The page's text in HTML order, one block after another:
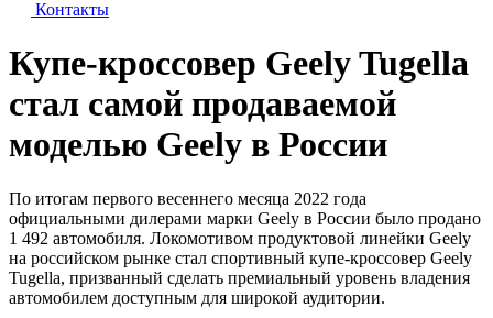
Контакты
Купе-кроссовер Geely Tugella
стал самой продаваемой
моделью Geely в России
По итогам первого весеннего месяца 2022 года
официальными дилерами марки Geely в России было продано
1 492 автомобиля. Локомотивом продуктовой линейки Geely
на российском рынке стал спортивный купе-кроссовер Geely
Tugella, призванный сделать премиальный уровень владения
автомобилем доступным для широкой аудитории.